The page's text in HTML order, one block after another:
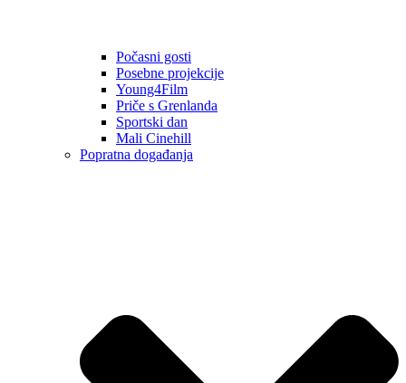
Počasni gosti
Posebne projekcije
Young4Film
Priče s Grenlanda
Sportski dan
Mali Cinehill
Popratna događanja